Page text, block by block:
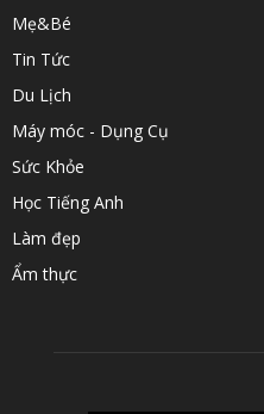
Mẹ&Bé
Tin Tức
Du Lịch
Máy móc - Dụng Cụ
Sức Khỏe
Học Tiếng Anh
Làm đẹp
Ẩm thực